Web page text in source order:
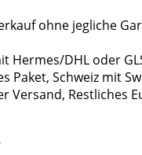
ohne jegliche
Hermes/DHL oder
Paket, Schweiz mit
Versand, Restliches